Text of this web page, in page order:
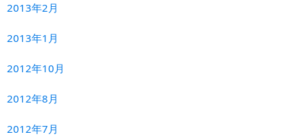
2013年2月
2013年1月
2012年10月
2012年8月
2012年7月